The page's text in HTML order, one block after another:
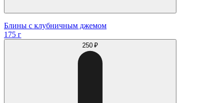
Блины с клубничным джемом
175 г
250 ₽